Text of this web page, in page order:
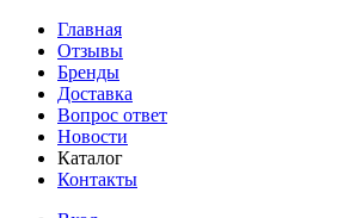
Главная
Отзывы
Бренды
Доставка
Вопрос ответ
Новости
Каталог
Контакты